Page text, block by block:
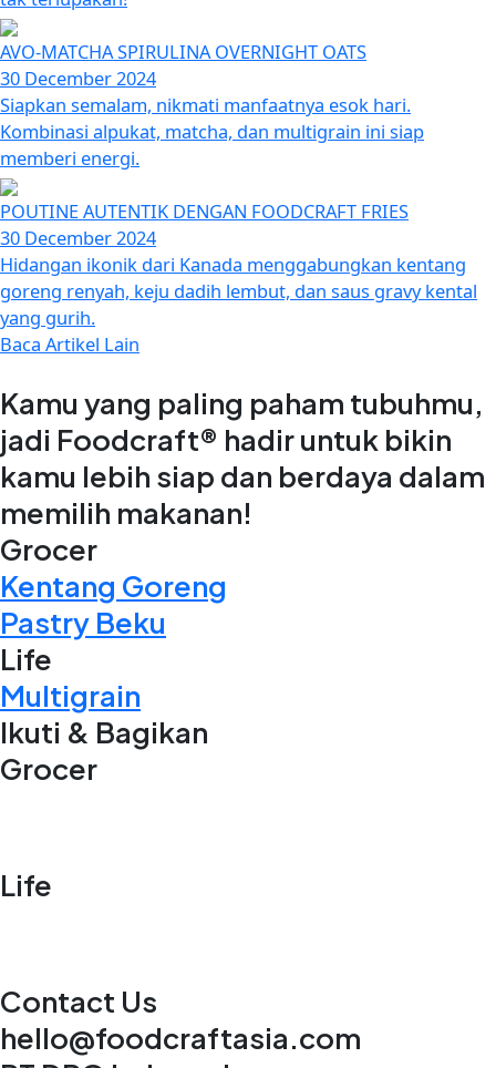
AVO-MATCHA SPIRULINA OVERNIGHT OATS
30 December 2024
Siapkan semalam, nikmati manfaatnya esok hari.
Kombinasi alpukat, matcha, dan multigrain ini siap
memberi energi.
POUTINE AUTENTIK DENGAN FOODCRAFT FRIES
30 December 2024
Hidangan ikonik dari Kanada menggabungkan kentang
goreng renyah, keju dadih lembut, dan saus gravy kental
yang gurih.
Baca Artikel Lain
Kamu yang paling paham tubuhmu,
jadi Foodcraft® hadir untuk bikin
kamu lebih siap dan berdaya dalam
memilih makanan!
Grocer
Kentang Goreng
Pastry Beku
Life
Multigrain
Ikuti & Bagikan
Grocer
Life
Contact Us
hello@foodcraftasia.com